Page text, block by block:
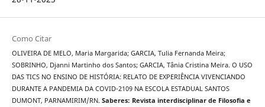
Como Citar
OLIVEIRA DE MELO, Maria Margarida; GARCIA, Tulia Fernanda Meira;
SOBRINHO, Djanni Martinho dos Santos; GARCIA, Tânia Cristina Meira. O USO
DAS TICS NO ENSINO DE HISTÓRIA: RELATO DE EXPERIÊNCIA VIVENCIANDO
DURANTE A PANDEMIA DA COVID-2109 NA ESCOLA ESTADUAL SANTOS
DUMONT, PARNAMIRIM/RN. Saberes: Revista interdisciplinar de Filosofia e